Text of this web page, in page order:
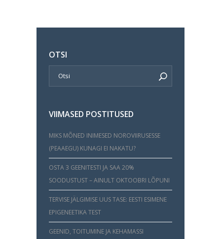
OTSI
VIIMASED POSTITUSED
MIKS MÕNED INIMESED NOROVIIRUSESSE
(PEAAEGU) KUNAGI EI NAKATU?
OSTA 3 GEENITESTI JA SAA 20%
SOODUSTUST – AINULT OKTOOBRI LÕPUNI
TERVISE JÄLGIMISE UUS TASE: EESTI ESIMENE
EPIGENEETIKA TEST
GEENID, TOITUMINE JA KEHAMASSI